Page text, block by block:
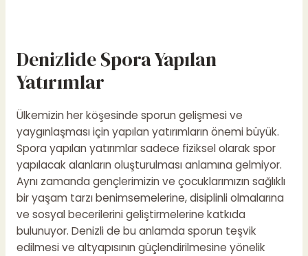
Denizlide Spora Yapılan
Yatırımlar
Ülkemizin her köşesinde sporun gelişmesi ve
yaygınlaşması için yapılan yatırımların önemi büyük.
Spora yapılan yatırımlar sadece fiziksel olarak spor
yapılacak alanların oluşturulması anlamına gelmiyor.
Aynı zamanda gençlerimizin ve çocuklarımızın sağlıklı
bir yaşam tarzı benimsemelerine, disiplinli olmalarına
ve sosyal becerilerini geliştirmelerine katkıda
bulunuyor. Denizli de bu anlamda sporun teşvik
edilmesi ve altyapısının güçlendirilmesine yönelik